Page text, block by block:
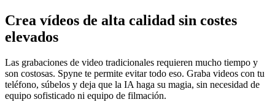
Crea vídeos de alta calidad sin costes
elevados
Las grabaciones de video tradicionales requieren mucho tiempo y
son costosas. Spyne te permite evitar todo eso. Graba videos con tu
teléfono, súbelos y deja que la IA haga su magia, sin necesidad de
equipo sofisticado ni equipo de filmación.